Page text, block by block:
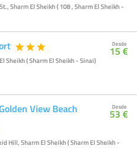
Sharm El Sheikh ( 108 , Sharm El Sheikh -
Sheikh ( Sharm El Sheikh - Sinai)
Desde
15 €
View Beach
Hill, Sharm El Sheikh ( Sharm El Sheikh -
Desde
53 €